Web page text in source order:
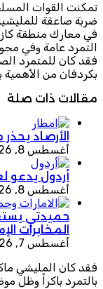
تمكنت القوات
ضربة صاعقة
في معارك منطقة
التمرد عامة وفي
فقد كان للمتمرد
بكردفان من الأهمية
مقالات ذات صلة
الأرصاد يحذر
أغسطس 8, 2026
أردول يدعو
أغسطس 8, 2026
حميدتي
المخابرات
أغسطس 7, 2026
فقد كان المليشي
بالتمرد باكراً وظل